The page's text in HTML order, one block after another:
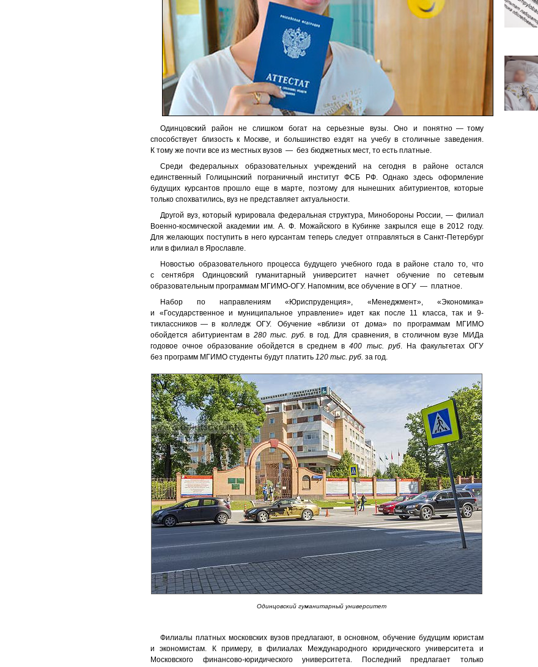
Одинцовский район не слишком богат на серьезные вузы. Оно и понятно — тому
способствует близость к Москве, и большинство ездят на учебу в столичные заведения.
К тому же почти все из местных вузов — без бюджетных мест, то есть платные.
Среди федеральных образовательных учреждений на сегодня в районе остался
единственный Голицынский пограничный институт ФСБ РФ. Однако здесь оформление
будущих курсантов прошло еще в марте, поэтому для нынешних абитуриентов, которые
только спохватились, вуз не представляет актуальности.
Другой вуз, который курировала федеральная структура, Минобороны России, — филиал
Военно-космической академии им. А. Ф. Можайского в Кубинке закрылся еще в 2012 году.
Для желающих поступить в него курсантам теперь следует отправляться в Санкт-Петербург
или в филиал в Ярославле.
Новостью образовательного процесса будущего учебного года в районе стало то, что
с сентября Одинцовский гуманитарный университет начнет обучение по сетевым
образовательным программам МГИМО-ОГУ. Напомним, все обучение в ОГУ — платное.
Набор по направлениям «Юриспруденция», «Менеджмент», «Экономика»
и «Государственное и муниципальное управление» идет как после 11 класса, так и 9-
тиклассников — в колледж ОГУ. Обучение «вблизи от дома» по программам МГИМО
обойдется абитуриентам в 280 тыс. руб. в год. Для сравнения, в столичном вузе МИДа
годовое очное образование обойдется в среднем в400 тыс. руб. На факультетах ОГУ
без программ МГИМО студенты будут платить 120 тыс. руб. за год.
Одинцовский гуманитарный университет
Филиалы платных московских вузов предлагают, в основном, обучение будущим юристам
и экономистам. К примеру, в филиалах Международного юридического университета и
Московского финансово-юридического университета. Последний предлагает только